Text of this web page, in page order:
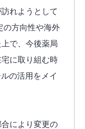
れようとして
の方向性や海外
で、今後薬局
に取り組む時
の活用をメイ
により変更の